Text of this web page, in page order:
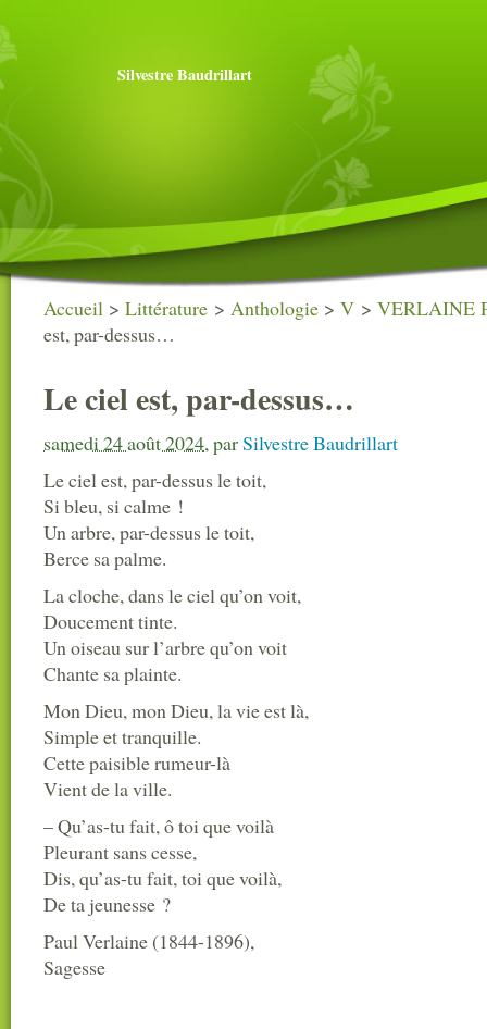
Silvestre Baudrillart
Accueil >Littérature > Anthologie>V > VERLAINE
est, par-dessus…
Le ciel est, par-dessus…
samedi 24 août 2024,parSilvestre Baudrillart
Le ciel est, par-dessus le toit,
Si bleu, si calme !
Un arbre, par-dessus le toit,
Berce sa palme.
La cloche, dans le ciel qu’on voit,
Doucement tinte.
Un oiseau sur l’arbre qu’on voit
Chante sa plainte.
Mon Dieu, mon Dieu, la vie est là,
Simple et tranquille.
Cette paisible rumeur-là
Vient de la ville.
– Qu’as-tu fait, ô toi que voilà
Pleurant sans cesse,
Dis, qu’as-tu fait, toi que voilà,
De ta jeunesse ?
Paul Verlaine (1844-1896),
Sagesse